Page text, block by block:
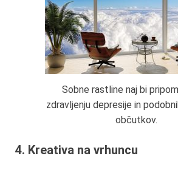
Sobne rastline naj bi
zdravljenju depresije in
občutkov.
4. Kreativa na vrhuncu